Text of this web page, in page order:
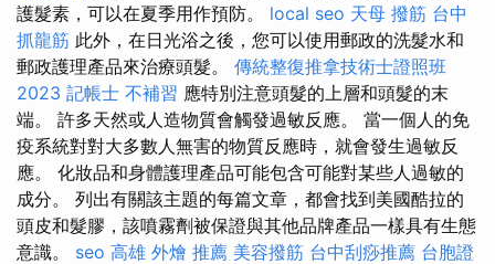
護髮素，可以在夏季用作預防。 local seo 天母 撥筋 台中
抓龍筋 此外，在日光浴之後，您可以使用郵政的洗髮水和
郵政護理產品來治療頭髮。 傳統整復推拿技術士證照班
2023 記帳士 不補習 應特別注意頭髮的上層和頭髮的末
端。 許多天然或人造物質會觸發過敏反應。 當一個人的免
疫系統對對大多數人無害的物質反應時，就會發生過敏反
應。 化妝品和身體護理產品可能包含可能對某些人過敏的
成分。 列出有關該主題的每篇文章，都會找到美國酷拉的
頭皮和髮膠，該噴霧劑被保證與其他品牌產品一樣具有生態
意識。 seo 高雄 外燴 推薦 美容撥筋 台中刮痧推薦 台胞證